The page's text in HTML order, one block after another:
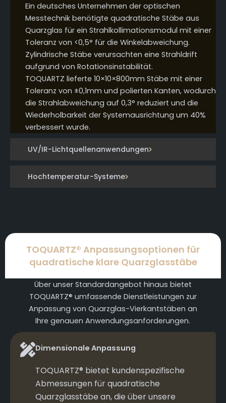
UV/IR-Lichtquellenanwendungen
Hochtemperatur-Systeme
Ein deutsches Unternehmen der optischen
Messtechnik benötigte quadratische Stäbe aus
Quarzglas für ein Strahlkollimationsmodul mit einer
Toleranz von <0,5° für die Winkelabweichung.
Zylindrische Stäbe verursachten eine Strahldrift
aufgrund von Rotationsinstabilität.
TOQUARTZ lieferte 10×10×800mm Stäbe mit einer
Toleranz von ±0,1mm und polierten Kanten, wodurch
die Strahlabweichung auf 0,3° reduziert und die
Wiederholbarkeit der Systemausrichtung um 40%
verbessert wurde.
TOQUARTZ® Anpassungsoptionen für
quadratische klare Quarzglasstäbe
Über unser Standardangebot hinaus bietet
TOQUARTZ® umfassende Dienstleistungen zur
Anpassung von Quarzglas-Vierkantstäben an
Ihre genauen Anwendungsanforderungen.
Dimensionale Anpassung
TOQUARTZ® bietet kundenspezifische
Abmessungen für quadratische
Quarzglasstäbe an, die über unsere